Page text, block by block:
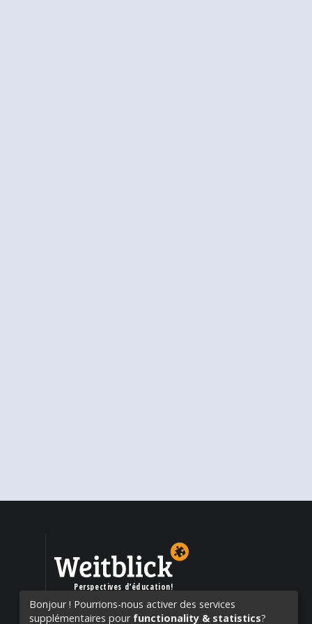
Perspectives d’éducation!
Bonjour ! Pourrions-nous activer des services
supplémentaires pour functionality & statistics?